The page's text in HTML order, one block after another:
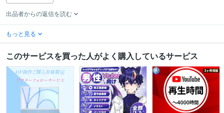
出品者からの返信を読む
もっと見る
このサービスを買った人がよく購入しているサービス